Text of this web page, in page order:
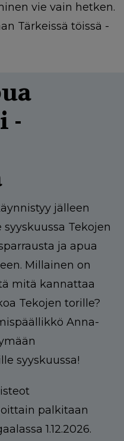
vie vain hetken.
Tärkeissä töissä -
-
jälleen
Tekojen
ja apua
Millainen on
mitä kannattaa
Tekojen torille?
Anna-
syyskuussa!
palkitaan
1.12.2026.